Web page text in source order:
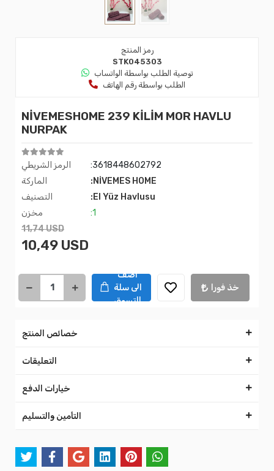
رمز المنتج
STK045303
توصية الطلب بواسطة الواتساب
الطلب بواسطة رقم الهاتف
NİVEMESHOME 239 KİLİM MOR HAVLU
NURPAK
الرمز الشريطي
:3618448602792
الماركة
:NİVEMES HOME
التصنيف
:El Yüz Havlusu
مخزن
:1
11,74 USD
10,49 USD
اضف
الى سلة
التسوق
خذ فورا
خصائص المنتج
التعليقات
خيارات الدفع
التأمين والتسليم